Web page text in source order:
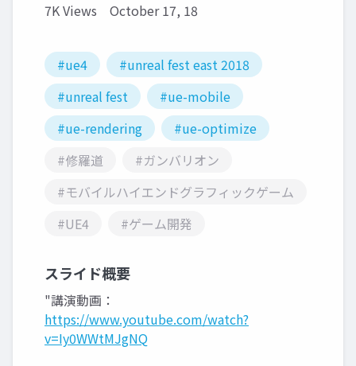
7K Views October 17, 18
#ue4
#unreal fest east 2018
#unreal fest
#ue-mobile
#ue-rendering
#ue-optimize
#修羅道
#ガンバリオン
#モバイルハイエンドグラフィックゲーム
#UE4
#ゲーム開発
スライド概要
"講演動画：
https://www.youtube.com/watch?
v=Iy0WWtMJgNQ